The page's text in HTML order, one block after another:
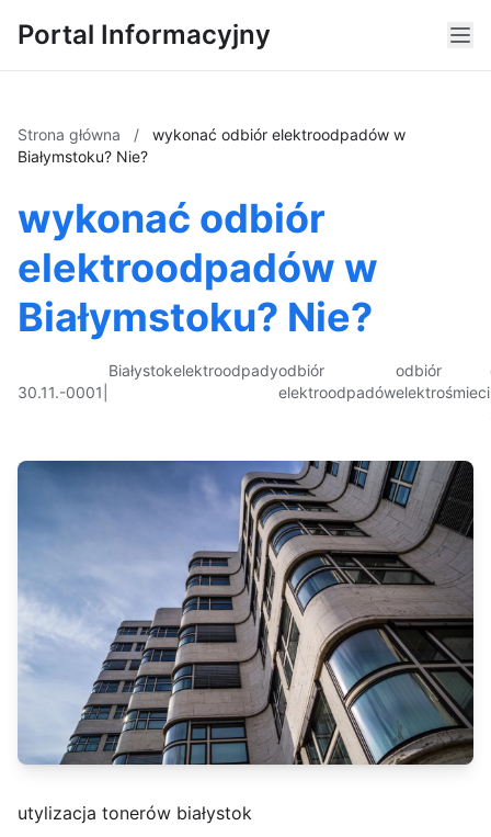
Portal Informacyjny
Strona główna /
wykonać odbiór elektroodpadów w
Białymstoku? Nie?
wykonać odbiór
elektroodpadów w
Białymstoku? Nie?
30.11.-0001
Białystokelektroodpadyodbiór
elektroodpadów
odbiór
elektrośmieci
utylizacja tonerów białystok